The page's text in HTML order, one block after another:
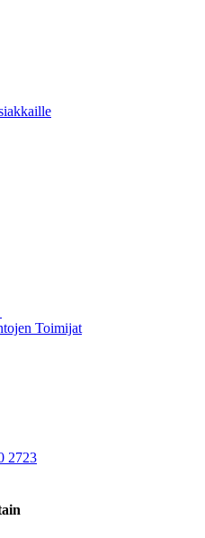
Toimijat
2723